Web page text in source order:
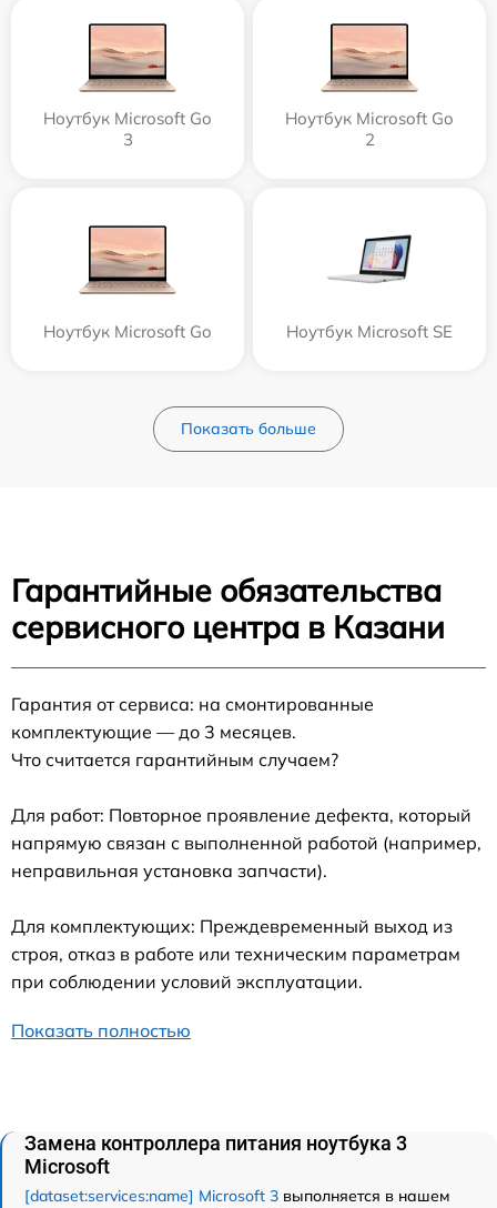
Ноутбук Microsoft Go
3
Ноутбук Microsoft Go
2
Ноутбук Microsoft Go Ноутбук Microsoft SE
Показать больше
Гарантийные обязательства
сервисного центра в Казани
Гарантия от сервиса: на смонтированные
комплектующие — до 3 месяцев.
Что считается гарантийным случаем?
Для работ: Повторное проявление дефекта, который
напрямую связан с выполненной работой (например,
неправильная установка запчасти).
Для комплектующих: Преждевременный выход из
строя, отказ в работе или техническим параметрам
при соблюдении условий эксплуатации.
Показать полностью
Замена контроллера питания ноутбука 3
Microsoft
[dataset:services:name] Microsoft 3 выполняется в нашем